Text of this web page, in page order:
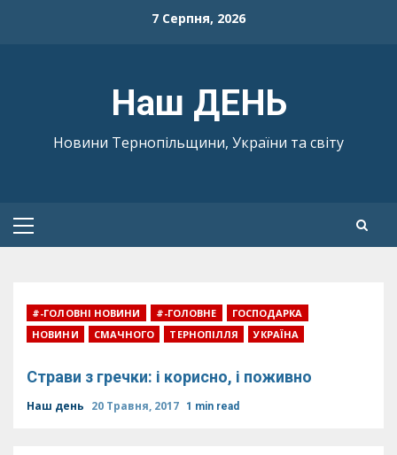
7 Серпня, 2026
Наш ДЕНЬ
Новини Тернопільщини, України та світу
Primary
#-ГОЛОВНІ НОВИНИ #-ГОЛОВНЕ
ГОСПОДАРКА
НОВИНИ
СМАЧНОГО ТЕРНОПІЛЛЯ УКРАЇНА
Страви з гречки: і корисно, і поживно
Наш день 20 Травня, 2017 1 min read